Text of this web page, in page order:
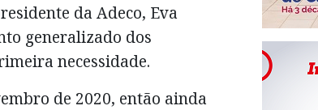
da Adeco, Eva
generalizado dos
necessidade.
de 2020, então ainda